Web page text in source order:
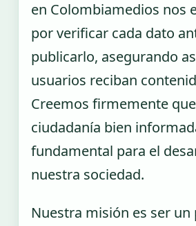
en Colombiamedios nos
por verificar cada dato
publicarlo, asegurando
usuarios reciban
Creemos firmemente
ciudadanía bien
fundamental para el
nuestra sociedad.
Nuestra misión es ser